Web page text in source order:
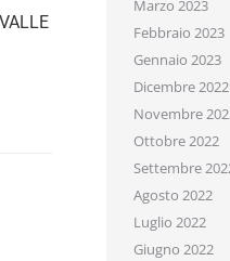
Marzo 2023
Febbraio 2023
Gennaio 2023
Dicembre 2022
Novembre 2022
Ottobre 2022
Settembre 2022
Agosto 2022
Luglio 2022
Giugno 2022
prepara per te.